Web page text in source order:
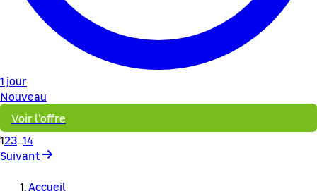
1 jour
Nouveau
Voir l'offre
123...14
Suivant
Accueil